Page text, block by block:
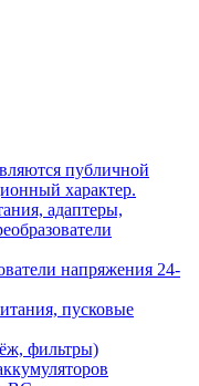
публичной
характер.
адаптеры,
напряжения 24-
пусковые
фильтры)